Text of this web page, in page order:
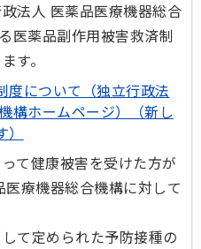
法人 医薬品医療機器総合
医薬品副作用被害救済制
す。
度について（独立行政法
構ホームページ）（新し
て健康被害を受けた方が
療機器総合機構に対して
て定められた予防接種の